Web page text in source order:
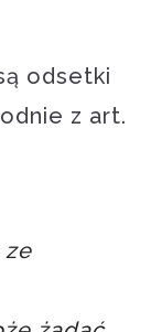
odsetki
z art.
ze